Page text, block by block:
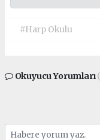
#Harp Okulu
Okuyucu Yorumları